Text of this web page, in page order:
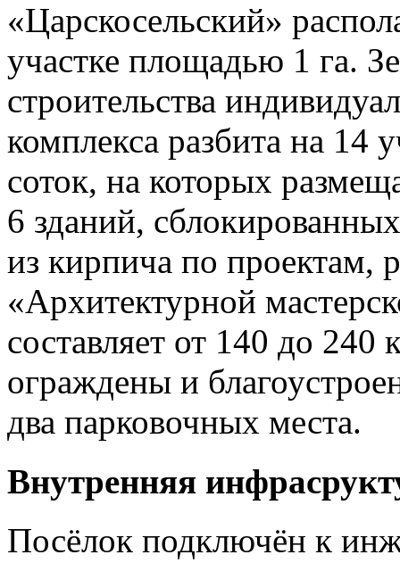
«Царскосельский»
участке площадью 1 га.
строительства
комплекса разбита на 14
соток, на которых
6 зданий,
из кирпича по проектам,
«Архитектурной
составляет от 140 до
ограждены и
два парковочных места.
Внутренняя
Посёлок подключён к